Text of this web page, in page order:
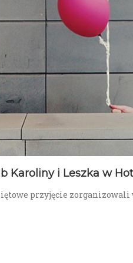
Karoliny i Leszka w
przyjęcie zorganizowali